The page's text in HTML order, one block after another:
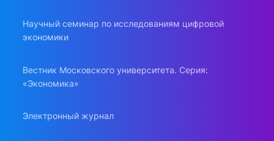
Научный семинар по исследованиям цифровой
экономики
Вестник Московского университета. Серия:
«Экономика»
Электронный журнал